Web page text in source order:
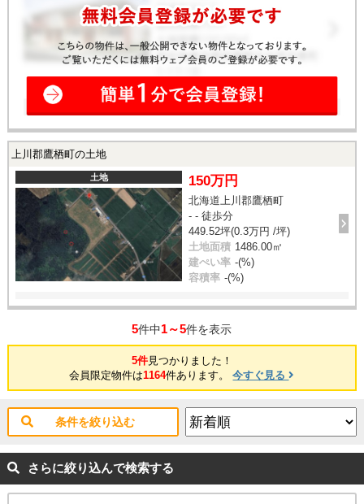
上川郡鷹栖町の土地
土地 150万円
北海道上川郡鷹栖町
- - 徒歩分
449.52坪(0.3万円 /坪)
土地面積 1486.00㎡
建ぺい率 -(%)
容積率 -(%)
5件中1～5件を表示
5件見つかりました！
会員限定物件は1164件あります。今すぐ見る
条件を絞り込む
さらに絞り込んで検索する